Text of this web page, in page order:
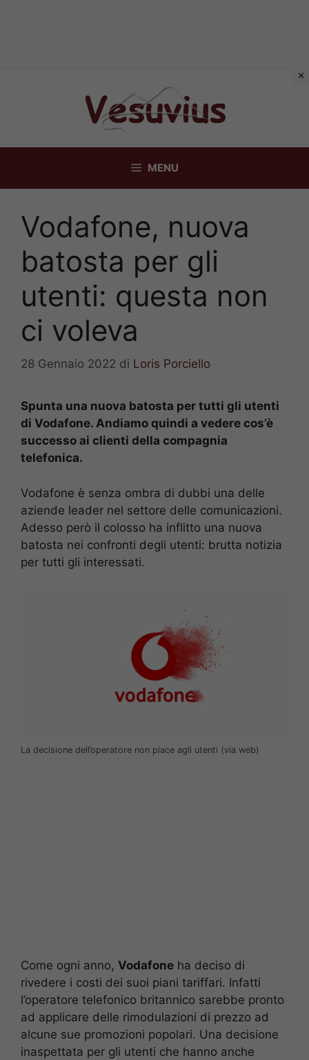
MENU
Vodafone, nuova
batosta per gli
utenti: questa non
ci voleva
28 Gennaio 2022 di Loris Porciello
Spunta una nuova batosta per tutti gli utenti
di Vodafone. Andiamo quindi a vedere cos’è
successo ai clienti della compagnia
telefonica.
Vodafone è senza ombra di dubbi una delle
aziende leader nel settore delle comunicazioni.
Adesso però il colosso ha inflitto una nuova
batosta nei confronti degli utenti: brutta notizia
per tutti gli interessati.
La decisione dell’operatore non piace agli utenti (via web)
Come ogni anno, Vodafone ha deciso di
rivedere i costi dei suoi piani tariffari. Infatti
l’operatore telefonico britannico sarebbe pronto
ad applicare delle rimodulazioni di prezzo ad
alcune sue promozioni popolari. Una decisione
inaspettata per gli utenti che hanno anche